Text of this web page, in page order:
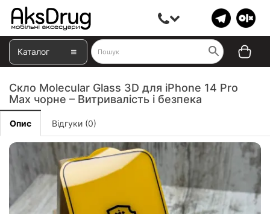
Каталог
Скло Molecular Glass 3D для iPhone 14 Pro
Max чорне – Витривалість і безпека
Опис Відгуки (0)